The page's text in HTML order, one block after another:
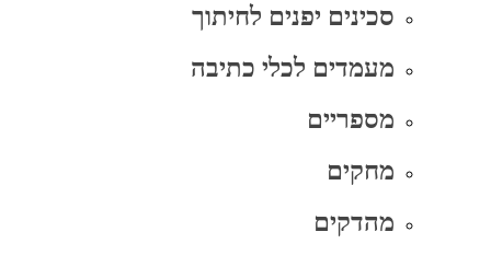
סכינים יפנים לחיתוך
מעמדים לכלי כתיבה
מספריים
מחקים
מהדקים